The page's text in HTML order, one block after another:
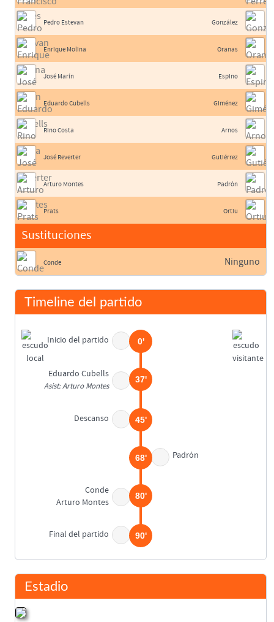
Pedro Estevan
Enrique Molina
José Marín
Eduardo Cubells
Rino Costa
José Reverter
Arturo Montes
Prats
Sustituciones
Conde
González
Oranas
Espino
Giménez
Arnos
Gutiérrez
Padrón
Ortiu
Ninguno
Timeline del partido
Inicio del partido 0'
Eduardo Cubells
Asist: Arturo Montes
37'
Descanso 45'
Padrón
68'
Conde
Arturo Montes
80'
Final del partido 90'
Estadio